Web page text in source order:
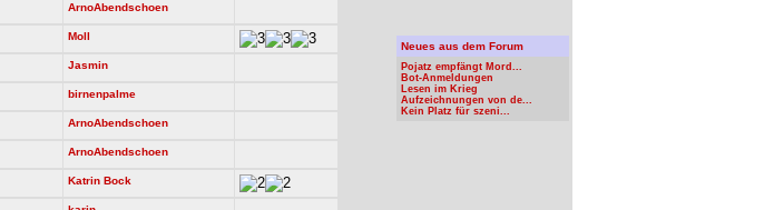
ArnoAbendschoen
Moll
Jasmin
birnenpalme
ArnoAbendschoen
ArnoAbendschoen
Katrin Bock
Neues aus dem Forum
Pojatz empfängt Mord...
Bot-Anmeldungen
Lesen im Krieg
Aufzeichnungen von de...
Kein Platz für szeni...